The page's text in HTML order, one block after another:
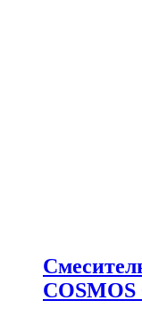
COSMOS